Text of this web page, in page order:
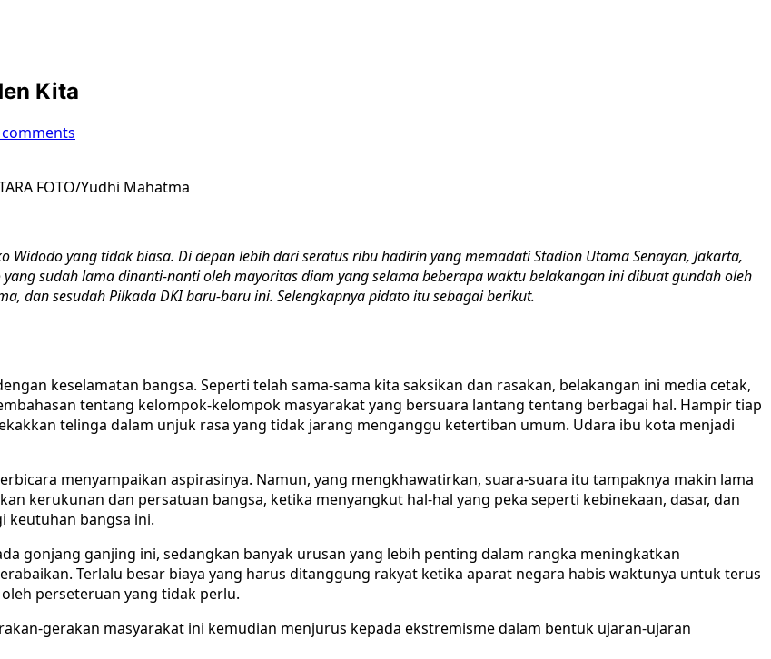
Kita
FOTO/Yudhi Mahatma
Widodo yang tidak biasa. Di depan lebih dari seratus ribu hadirin yang memadati Stadion Utama Senayan, Jakarta,
sudah lama dinanti-nanti oleh mayoritas diam yang selama beberapa waktu belakangan ini dibuat gundah oleh
dan sesudah Pilkada DKI baru-baru ini. Selengkapnya pidato itu sebagai berikut.
keselamatan bangsa. Seperti telah sama-sama kita saksikan dan rasakan, belakangan ini media cetak,
tentang kelompok-kelompok masyarakat yang bersuara lantang tentang berbagai hal. Hampir tiap
telinga dalam unjuk rasa yang tidak jarang menganggu ketertiban umum. Udara ibu kota menjadi
menyampaikan aspirasinya. Namun, yang mengkhawatirkan, suara-suara itu tampaknya makin lama
kerukunan dan persatuan bangsa, ketika menyangkut hal-hal yang peka seperti kebinekaan, dasar, dan
keutuhan bangsa ini.
gonjang ganjing ini, sedangkan banyak urusan yang lebih penting dalam rangka meningkatkan
Terlalu besar biaya yang harus ditanggung rakyat ketika aparat negara habis waktunya untuk terus
perseteruan yang tidak perlu.
gerakan masyarakat ini kemudian menjurus kepada ekstremisme dalam bentuk ujaran-ujaran